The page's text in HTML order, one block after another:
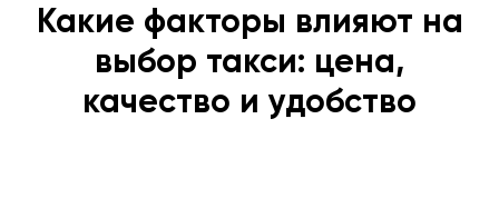
Какие факторы влияют на
выбор такси: цена,
качество и удобство